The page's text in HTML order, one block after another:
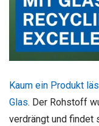
Kaum ein Produkt
Glas. Der Rohstoff
verdrängt und findet